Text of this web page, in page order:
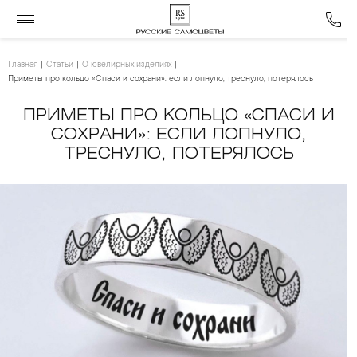
Главная Статьи
О ювелирных изделиях
Приметы про кольцо «Спаси и сохрани»: если лопнуло, треснуло, потерялось
ПРИМЕТЫ ПРО КОЛЬЦО «СПАСИ И
СОХРАНИ»: ЕСЛИ ЛОПНУЛО,
ТРЕСНУЛО, ПОТЕРЯЛОСЬ